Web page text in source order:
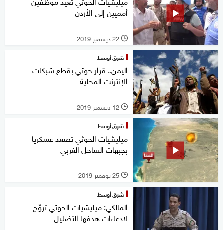
أمميين إلى الأردن
l 22 ديسمبر 2019
شرق أوسط
اليمن.. قرار حوثي بقطع شبكات
الإنترنت المحلية
l 12 ديسمبر 2019
شرق أوسط
ميليشيات الحوثي تصعد عسكريا
بجبهات الساحل الغربي
l 25 نوفمبر 2019
شرق أوسط
المالكي: ميليشيات الحوثي تروّج
لادعاءات هدفها التضليل